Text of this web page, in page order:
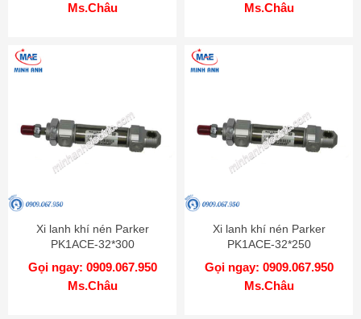
Ms.Châu
Ms.Châu
Xi lanh khí nén Parker
PK1ACE-32*300
Gọi ngay: 0909.067.950
Ms.Châu
Xi lanh khí nén Parker
PK1ACE-32*250
Gọi ngay: 0909.067.950
Ms.Châu